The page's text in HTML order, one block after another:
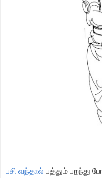
பசி வந்தால் பத்தும் பறந்து